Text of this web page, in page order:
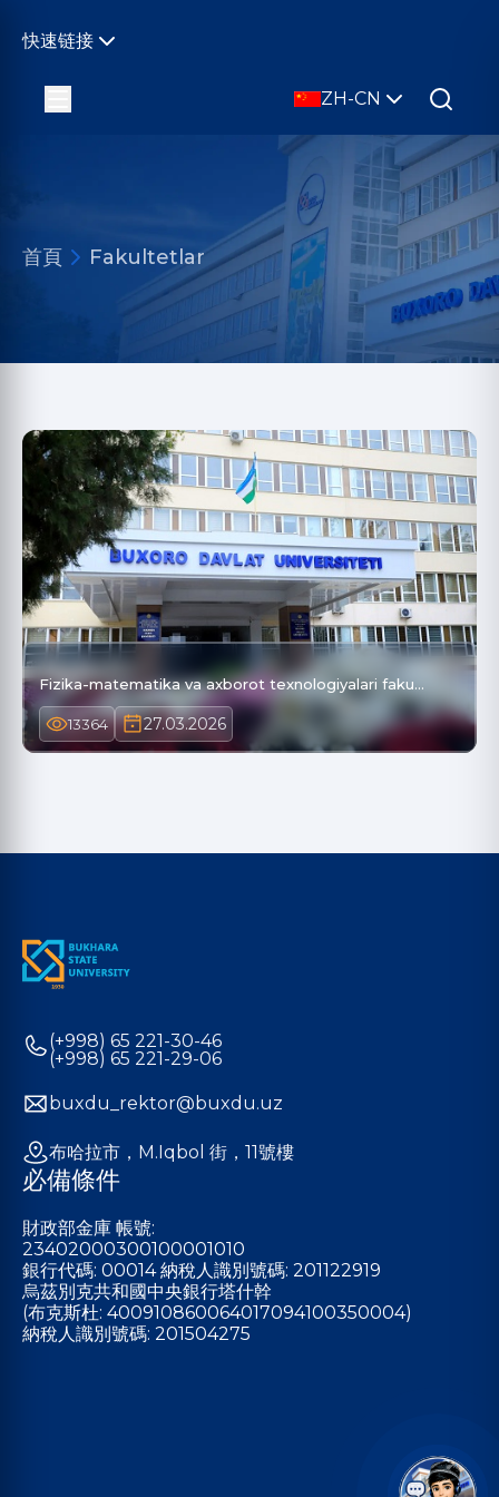
快速链接
ZH-CN
首頁 Fakultetlar
Fizika-matematika va axborot texnologiyalari faku…
13364 27.03.2026
(+998) 65 221-30-46
(+998) 65 221-29-06
buxdu_rektor@buxdu.uz
布哈拉市，M.Iqbol 街，11號樓
必備條件
財政部金庫 帳號:
23402000300100001010
銀行代碼: 00014 納稅人識別號碼: 201122919
烏茲別克共和國中央銀行塔什幹
(布克斯杜: 400910860064017094100350004)
納稅人識別號碼: 201504275